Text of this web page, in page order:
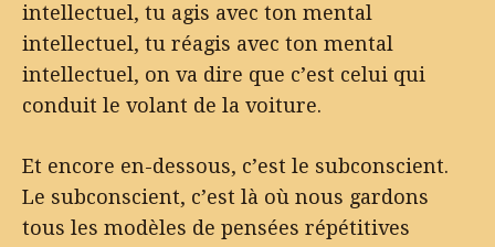
intellectuel, tu agis avec ton mental
intellectuel, tu réagis avec ton mental
intellectuel, on va dire que c’est celui qui
conduit le volant de la voiture.
Et encore en-dessous, c’est le subconscient.
Le subconscient, c’est là où nous gardons
tous les modèles de pensées répétitives